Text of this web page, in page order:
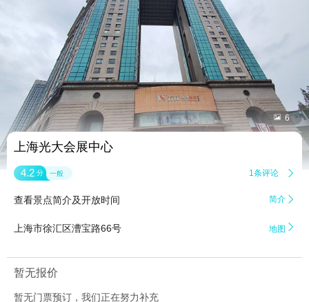
 6
上海光大会展中心
4.2 分 一般 1条评论 
查看景点简介及开放时间 简介 
上海市徐汇区漕宝路66号 地图 
暂无报价
暂无门票预订，我们正在努力补充